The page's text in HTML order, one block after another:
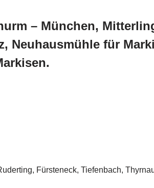
– München,
Neuhausmühle für
Fürsteneck, Tiefenbach,